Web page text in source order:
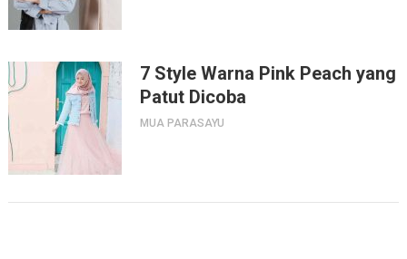
7 Style Warna Pink Peach yang
Patut Dicoba
MUA PARASAYU